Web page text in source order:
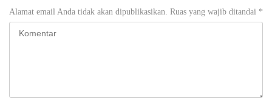
Alamat email Anda tidak akan dipublikasikan. Ruas yang wajib ditandai *